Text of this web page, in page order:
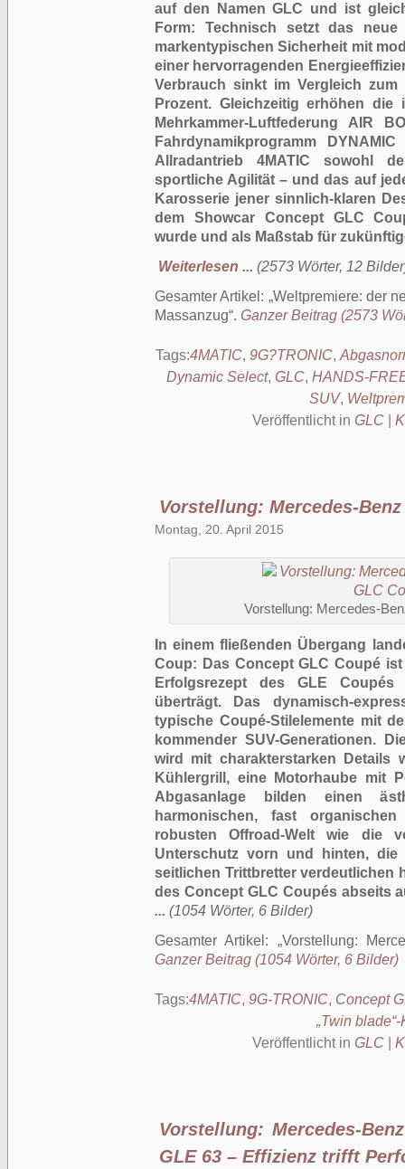
auf den Namen GLC und ist
Form: Technisch setzt das
markentypischen Sicherheit mit
einer hervorragenden
Verbrauch sinkt im Vergleich
Prozent. Gleichzeitig erhöhen die
Mehrkammer-Luftfederung AIR
Fahrdynamikprogramm
Allradantrieb 4MATIC sowohl
sportliche Agilität – und das auf
Karosserie jener sinnlich-klaren
dem Showcar Concept GLC
wurde und als Maßstab für
Weiterlesen ... (2573 Wörter, 12
Gesamter Artikel:
Weltpremiere: der
Massanzug . Ganzer Beitrag (2573
Tags:4MATIC, 9G?TRONIC,
Dynamic Select, GLC, HANDS-
SUV,
Veröffentlicht in GLC
Vorstellung: Mercedes-
Montag, 20. April 2015
Vorstellung: Mercedes-
In einem fließenden Übergang
Coup: Das Concept GLC Coupé
Erfolgsrezept des GLE
überträgt. Das dynamisch-
typische Coupé-Stilelemente mit
kommender SUV-Generationen.
wird mit charakterstarken Details
Kühlergrill, eine Motorhaube mit
Abgasanlage bilden einen
harmonischen, fast
robusten Offroad-Welt wie die
Unterschutz vorn und hinten,
seitlichen Trittbretter verdeutlichen
des Concept GLC Coupés abseits
... (1054 Wörter, 6 Bilder)
Gesamter Artikel:
Vorstellung:
Ganzer Beitrag (1054 Wörter, 6 Bilder)
Tags:4MATIC, 9G-TRONIC, Concept
„Twin
Veröffentlicht in GLC
Vorstellung: Mercedes-
GLE 63 – Effizienz trifft